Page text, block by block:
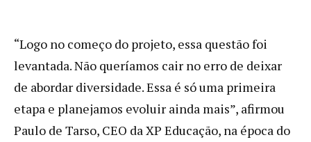
“Logo no começo do projeto, essa questão foi
levantada. Não queríamos cair no erro de deixar
de abordar diversidade. Essa é só uma primeira
etapa e planejamos evoluir ainda mais”, afirmou
Paulo de Tarso, CEO da XP Educação, na época do